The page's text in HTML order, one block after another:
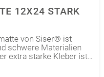
12X24 STARK
von Siser® ist
schwere Materialien
extra starke Kleber ist